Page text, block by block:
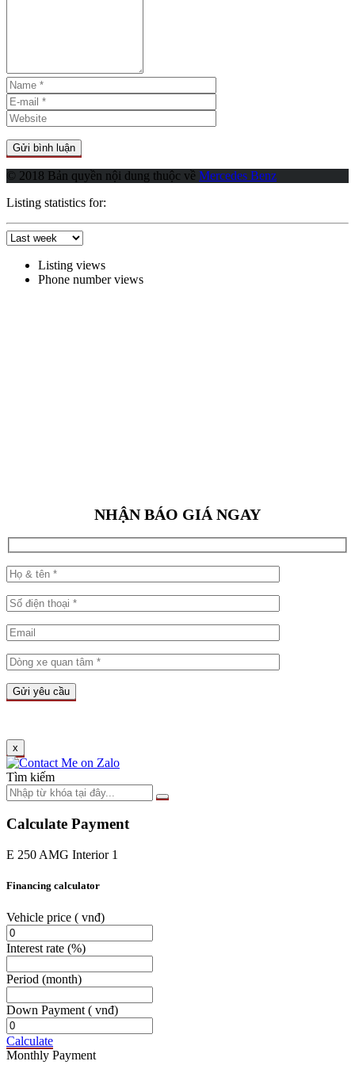
© 2018 Bản quyền nội dung thuộc về Mercedes Benz
Listing statistics for:
Listing views
Phone number views
NHẬN BÁO GIÁ NGAY
x
Tìm kiếm
Calculate Payment
E 250 AMG Interior 1
Financing calculator
Vehicle price ( vnđ)
Interest rate (%)
Period (month)
Down Payment ( vnđ)
Calculate
Monthly Payment